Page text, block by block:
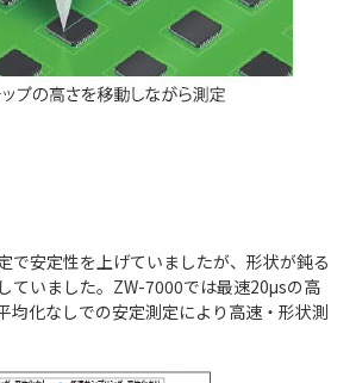
で安定性を上げていましたが、形状が鈍る
ていました。ZW-7000では最速20μsの高
均化なしでの安定測定により高速・形状測